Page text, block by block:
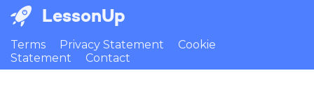
LessonUp
Terms Privacy Statement
Cookie
Statement
Contact